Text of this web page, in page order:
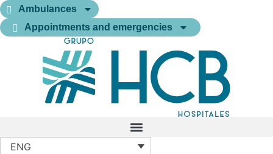
Ambulances
Appointments and emergencies
ENG